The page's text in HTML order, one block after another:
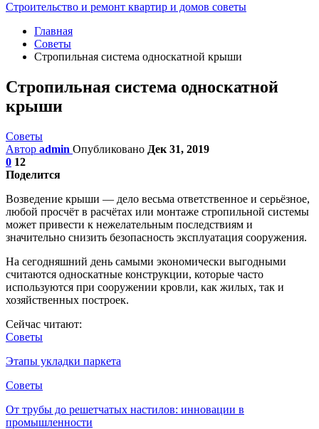
Строительство и ремонт квартир и домов советы
Главная
Советы
Стропильная система односкатной крыши
Стропильная система односкатной
крыши
Советы
Автор admin Опубликовано Дек 31, 2019
0 12
Поделится
Возведение крыши — дело весьма ответственное и серьёзное,
любой просчёт в расчётах или монтаже стропильной системы
может привести к нежелательным последствиям и
значительно снизить безопасность эксплуатация сооружения.
На сегодняшний день самыми экономически выгодными
считаются односкатные конструкции, которые часто
используются при сооружении кровли, как жилых, так и
хозяйственных построек.
Сейчас читают:
Советы
Этапы укладки паркета
Советы
От трубы до решетчатых настилов: инновации в
промышленности